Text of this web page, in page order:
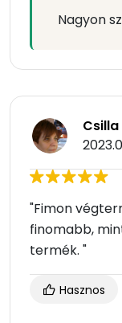
Nagyon
"Fimon
finomabb,
termék. "
Hasznos